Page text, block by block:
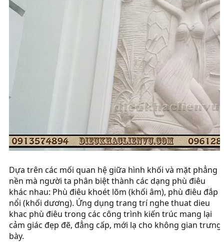
Dựa trên các mối quan hệ giữa hình khối và mặt phẳng
nền mà người ta phân biệt thành các dạng phù điêu
khác nhau: Phù điêu khoét lõm (khối âm), phù điêu đắp
nổi (khối dương). Ứng dụng trang trí nghe thuat dieu
khac phù điêu trong các công trình kiến trúc mang lại
cảm giác đẹp đẽ, đẳng cấp, mới lạ cho không gian trưng
bày.